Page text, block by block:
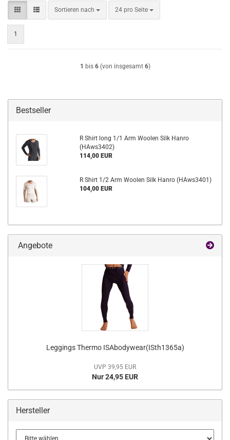
Sortieren nach
Sortieren nach 24 pro Seite
pro Seite
1
1 bis 6(von insgesamt 6)
Bestseller
R Shirt long 1/1 Arm Woolen Silk Hanro
(HAws3402)
114,00 EUR
R Shirt 1/2 Arm Woolen Silk Hanro (HAws3401)
104,00 EUR
Angebote
Leggings Thermo ISAbodywear(ISth1365a)
UVP 39,95 EUR
Nur 24,95 EUR
Hersteller